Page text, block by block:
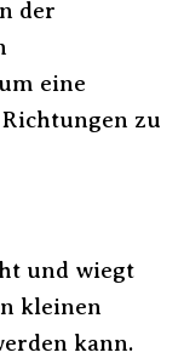
der
eine
zu
und wiegt
kleinen
kann.